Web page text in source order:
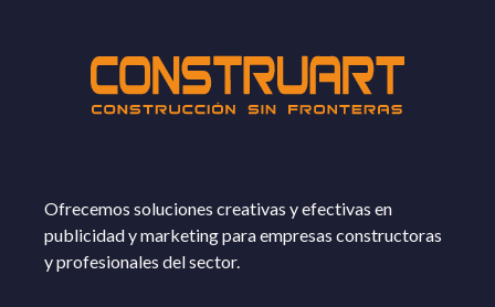
Ofrecemos soluciones creativas y efectivas en
publicidad y marketing para empresas constructoras
y profesionales del sector.